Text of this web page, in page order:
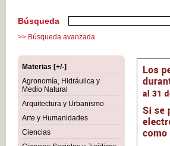
Búsqueda
>> Búsqueda avanzada
Materias [+/-]
Agronomía, Hidráulica y
Medio Natural
Arquitectura y Urbanismo
Arte y Humanidades
Ciencias